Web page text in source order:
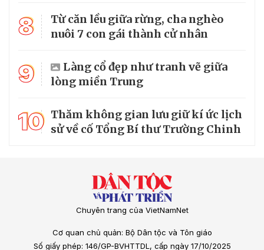
8
Từ căn lều giữa rừng, cha nghèo
nuôi 7 con gái thành cử nhân
9
Làng cổ đẹp như tranh vẽ giữa
lòng miền Trung
10 Thăm không gian lưu giữ kí ức lịch
sử về cố Tổng Bí thư Trường Chinh
Chuyên trang của VietNamNet
Cơ quan chủ quản: Bộ Dân tộc và Tôn giáo
Số giấy phép: 146/GP-BVHTTDL, cấp ngày 17/10/2025